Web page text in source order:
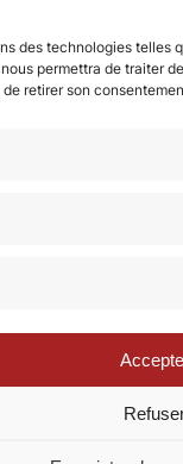
des technologies
permettra de traiter
retirer son